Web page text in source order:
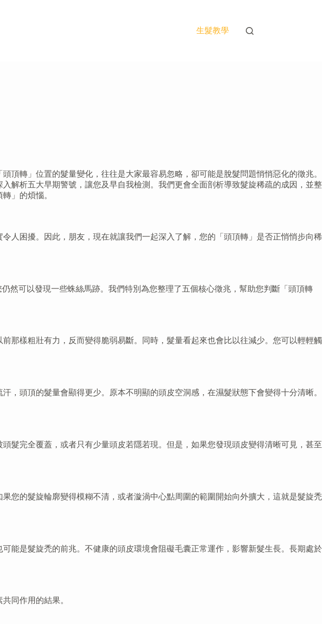
生髮教學
轉」位置的髮量變化，往往是大家最容易忽略，卻可能是脫髮問題悄悄惡化的徵兆。
解析五大早期警號，讓您及早自我檢測。我們更會全面剖析導致髮旋稀疏的成因，並整
」的煩惱。
人困擾。因此，朋友，現在就讓我們一起深入了解，您的「頭頂轉」是否正悄悄步向稀
然可以發現一些蛛絲馬跡。我們特別為您整理了五個核心徵兆，幫助您判斷「頭頂轉
那樣粗壯有力，反而變得脆弱易斷。同時，髮量看起來也會比以往減少。您可以輕輕觸
頭頂的髮量會顯得更少。原本不明顯的頭皮空洞感，在濕髮狀態下會變得十分清晰。
髮完全覆蓋，或者只有少量頭皮若隱若現。但是，如果您發現頭皮變得清晰可見，甚至
您的髮旋輪廓變得模糊不清，或者漩渦中心點周圍的範圍開始向外擴大，這就是髮旋禿
能是髮旋禿的前兆。不健康的頭皮環境會阻礙毛囊正常運作，影響新髮生長。長期處於
同作用的結果。